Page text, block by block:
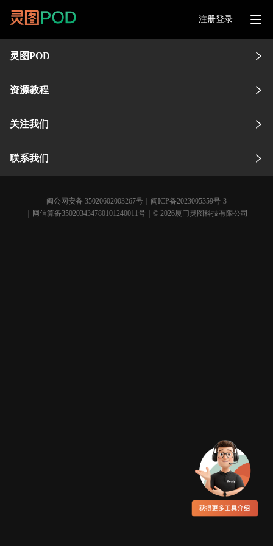
注册登录
灵图POD
资源教程
关注我们
联系我们
闽公网安备 35020602003267号
闽ICP备2023005359号-3
｜网信算备350203434780101240011号｜© 2026厦门灵图科技有限公司